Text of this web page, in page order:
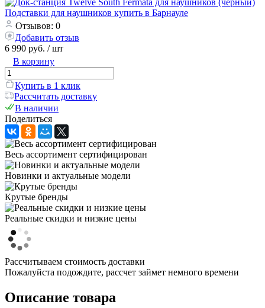
Отзывов: 0
Добавить отзыв
6 990 руб. / шт
В корзину
Купить в 1 клик
Рассчитать доставку
В наличии
Поделиться
Весь ассортимент сертифицирован
Новинки и актуальные модели
Крутые бренды
Реальные скидки и низкие цены
Рассчитываем стоимость доставки
Пожалуйста подождите, рассчет займет немного времени
Описание товара